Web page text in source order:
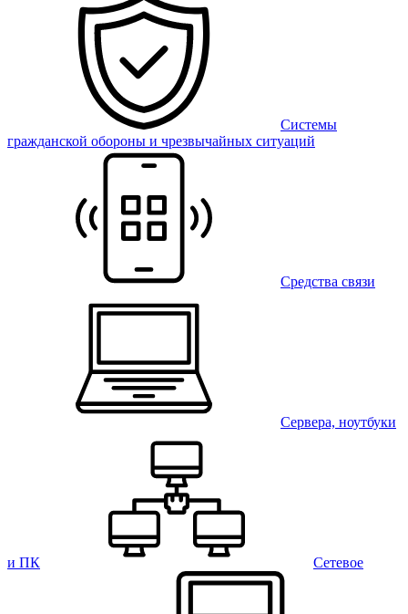
Системы
гражданской обороны и чрезвычайных ситуаций
Средства связи
Сервера, ноутбуки
и ПК Сетевое